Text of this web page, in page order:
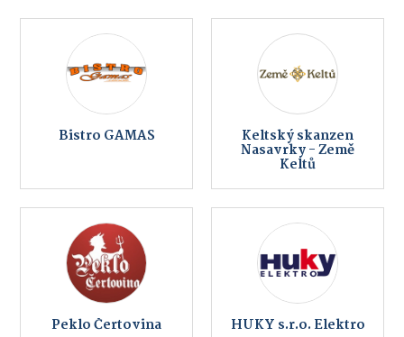
Bistro GAMAS Keltský skanzen
Nasavrky - Země
Keltů
Peklo Čertovina HUKY s.r.o. Elektro